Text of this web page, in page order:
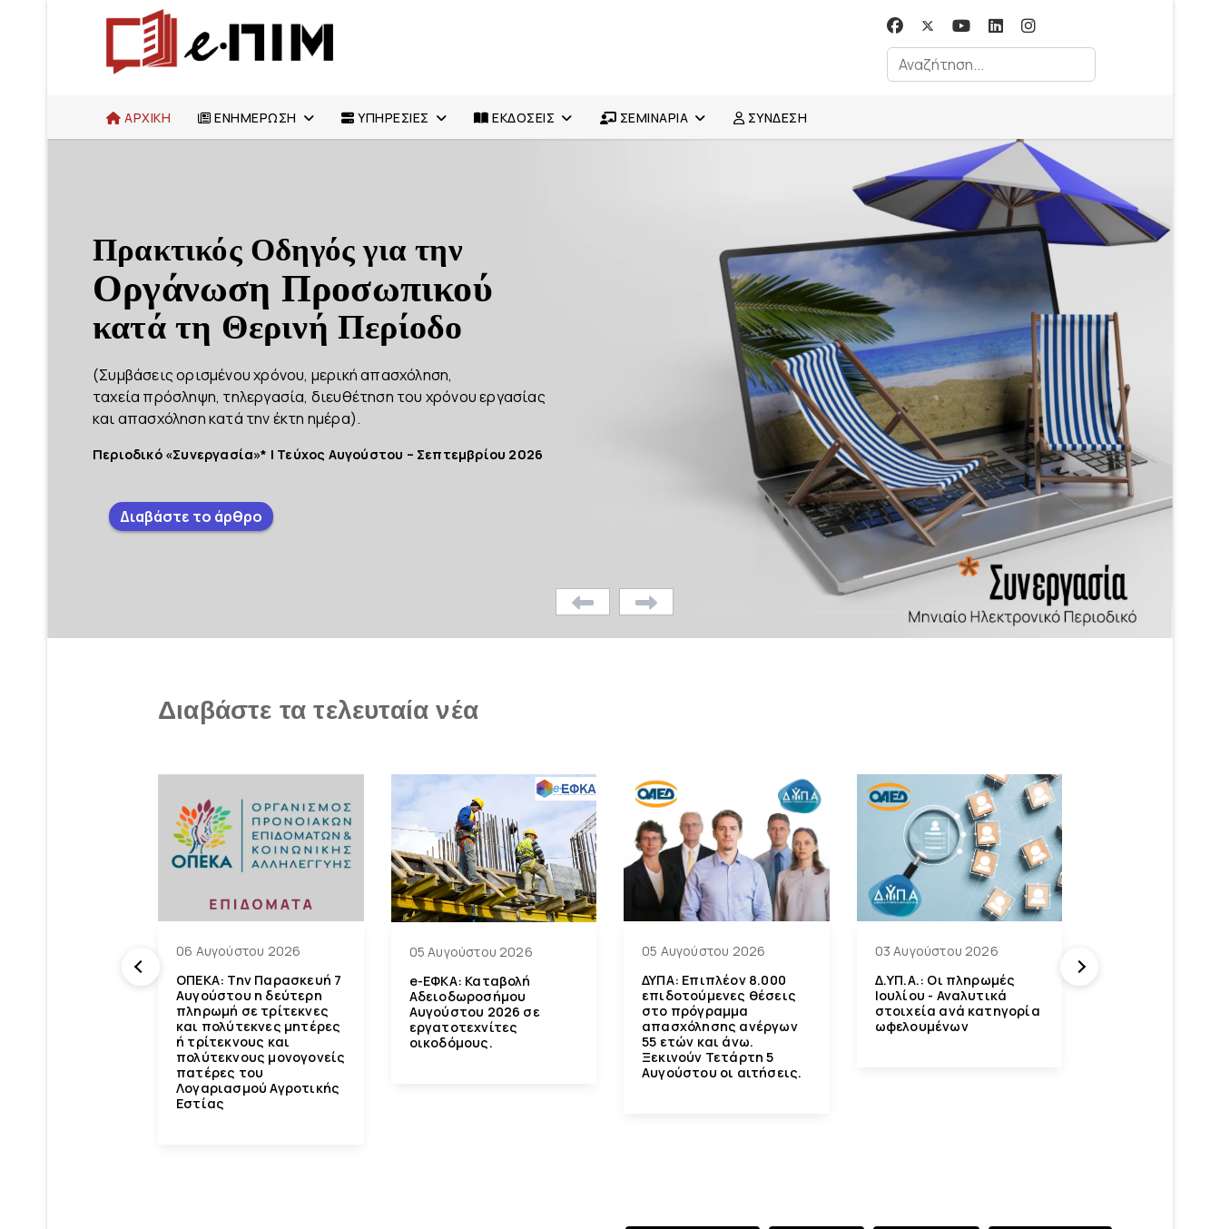
Αναζήτηση...
ΑΡΧΙΚΗ ΕΝΗΜΕΡΩΣΗ ΥΠΗΡΕΣΙΕΣ ΕΚΔΟΣΕΙΣ ΣΕΜΙΝΑΡΙΑ ΣΥΝΔΕΣΗ
Πρακτικός Οδηγός για την
Οργάνωση Προσωπικού
κατά τη Θερινή Περίοδο
(Συμβάσεις ορισμένου χρόνου, μερική απασχόληση,
ταχεία πρόσληψη, τηλεργασία, διευθέτηση του χρόνου εργασίας
και απασχόληση κατά την έκτη ημέρα).
Περιοδικό «Συνεργασία»* | Τεύχος Αυγούστου – Σεπτεμβρίου 2026
Διαβάστε το άρθρο
Διαβάστε τα τελευταία νέα
06 Αυγούστου 2026
ΟΠΕΚΑ: Την Παρασκευή 7
Αυγούστου η δεύτερη
πληρωμή σε τρίτεκνες
και πολύτεκνες μητέρες
ή τρίτεκνους και
πολύτεκνους μονογονείς
πατέρες του
Λογαριασμού Αγροτικής
Εστίας
05 Αυγούστου 2026
e-ΕΦΚΑ: Καταβολή
Αδειοδωροσήμου
Αυγούστου 2026 σε
εργατοτεχνίτες
οικοδόμους.
05 Αυγούστου 2026
ΔΥΠΑ: Επιπλέον 8.000
επιδοτούμενες θέσεις
στο πρόγραμμα
απασχόλησης ανέργων
55 ετών και άνω.
Ξεκινούν Τετάρτη 5
Αυγούστου οι αιτήσεις.
03 Αυγούστου 2026
Δ.ΥΠ.Α.: Οι πληρωμές
Ιουλίου - Αναλυτικά
στοιχεία ανά κατηγορία
ωφελουμένων